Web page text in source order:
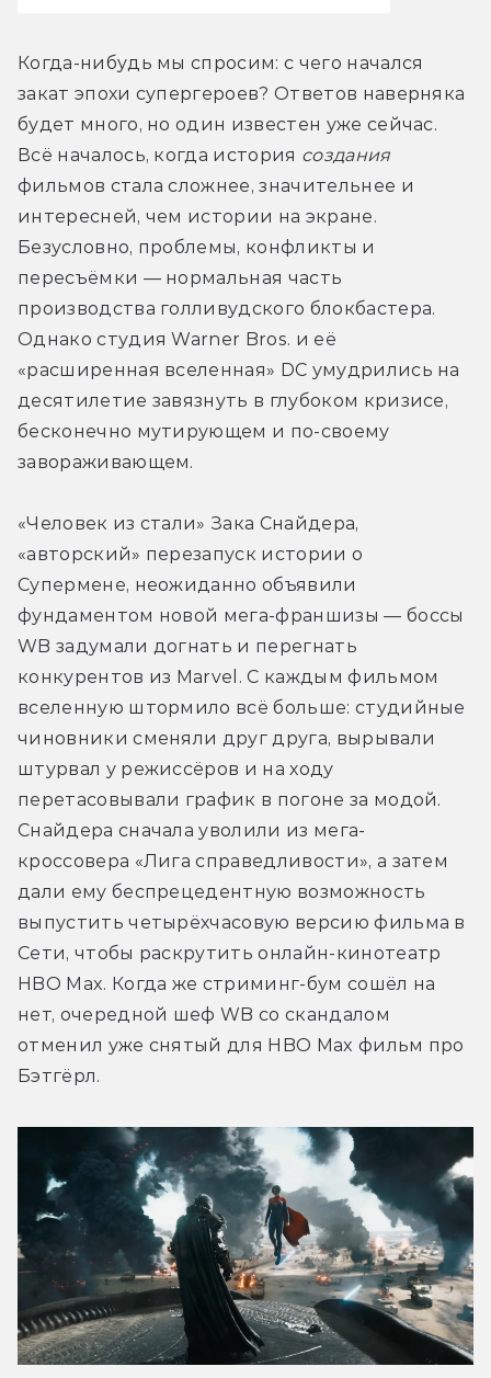
Когда-нибудь мы спросим: с чего начался
закат эпохи супергероев? Ответов наверняка
будет много, но один известен уже сейчас.
Всё началось, когда история создания
фильмов стала сложнее, значительнее и
интересней, чем истории на экране.
Безусловно, проблемы, конфликты и
пересъёмки — нормальная часть
производства голливудского блокбастера.
Однако студия Warner Bros. и её
«расширенная вселенная» DC умудрились на
десятилетие завязнуть в глубоком кризисе,
бесконечно мутирующем и по-своему
завораживающем.
«Человек из стали» Зака Снайдера,
«авторский» перезапуск истории о
Супермене, неожиданно объявили
фундаментом новой мега-франшизы — боссы
WB задумали догнать и перегнать
конкурентов из Marvel. С каждым фильмом
вселенную штормило всё больше: студийные
чиновники сменяли друг друга, вырывали
штурвал у режиссёров и на ходу
перетасовывали график в погоне за модой.
Снайдера сначала уволили из мега-
кроссовера «Лига справедливости», а затем
дали ему беспрецедентную возможность
выпустить четырёхчасовую версию фильма в
Сети, чтобы раскрутить онлайн-кинотеатр
HBO Max. Когда же стриминг-бум сошёл на
нет, очередной шеф WB со скандалом
отменил уже снятый для HBO Max фильм про
Бэтгёрл.